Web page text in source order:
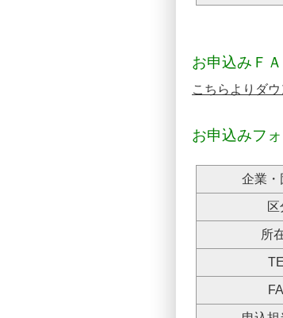
お申込みＦＡ
こちらよりダ
お申込みフ
企業・
区
所